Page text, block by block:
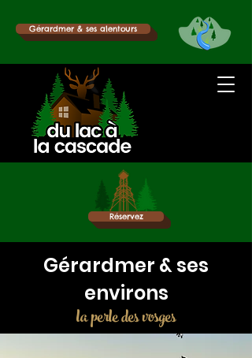
Gérardmer & ses alentours
Réservez
Gérardmer & ses
environs
la perle des vosges